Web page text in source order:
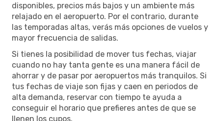
disponibles, precios más bajos y un ambiente más
relajado en el aeropuerto. Por el contrario, durante
las temporadas altas, verás más opciones de vuelos y
mayor frecuencia de salidas.
Si tienes la posibilidad de mover tus fechas, viajar
cuando no hay tanta gente es una manera fácil de
ahorrar y de pasar por aeropuertos más tranquilos. Si
tus fechas de viaje son fijas y caen en periodos de
alta demanda, reservar con tiempo te ayuda a
conseguir el horario que prefieres antes de que se
llenen los cupos.